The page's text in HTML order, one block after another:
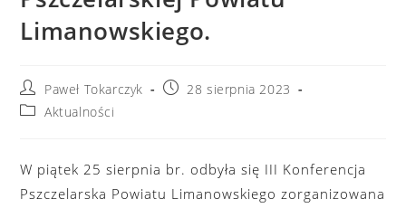
Limanowskiego.
Post
author:
Paweł Tokarczyk
Post28 sierpnia 2023
PostAktualności
W piątek 25 sierpnia br. odbyła się III Konferencja
Pszczelarska Powiatu Limanowskiego zorganizowana